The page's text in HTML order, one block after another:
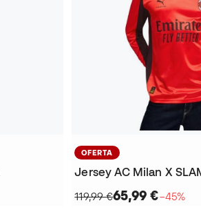
OFERTA
119,99 €65,99 €−45%